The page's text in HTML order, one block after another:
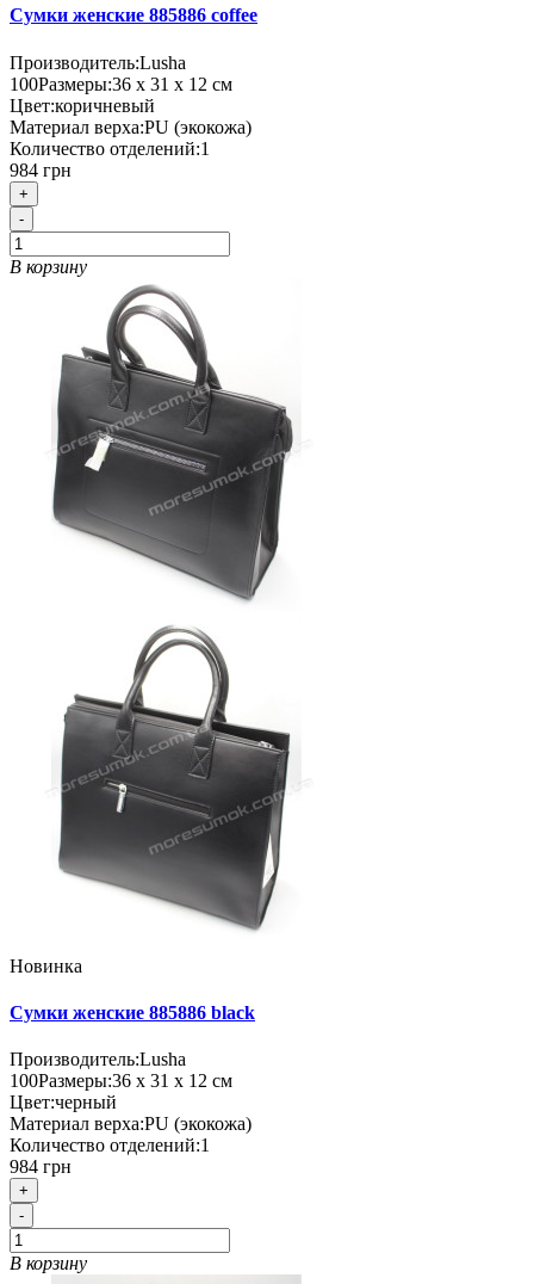
Сумки женские 885886 coffee
Производитель:Lusha
100Размеры:36 х 31 х 12 см
Цвет:коричневый
Материал верха:PU (экокожа)
Количество отделений:1
984 грн
+
-
В корзину
Новинка
Сумки женские 885886 black
Производитель:Lusha
100Размеры:36 х 31 х 12 см
Цвет:черный
Материал верха:PU (экокожа)
Количество отделений:1
984 грн
+
-
В корзину